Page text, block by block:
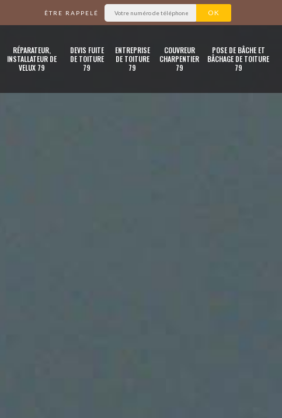
ÊTRE RAPPELÉ
RÉPARATEUR,
INSTALLATEUR DE
VELUX 79
DEVIS FUITE
DE TOITURE
79
ENTREPRISE
DE TOITURE
79
COUVREUR
CHARPENTIER
79
POSE DE BÂCHE ET
BÂCHAGE DE TOITURE
79